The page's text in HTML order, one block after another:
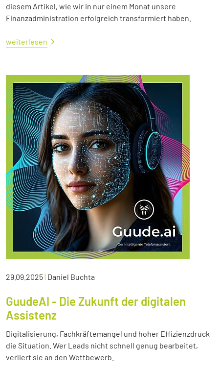
diesem Artikel, wie wir in nur einem Monat unsere
Finanzadministration erfolgreich transformiert haben.
weiterlesen
29.09.2025| Daniel Buchta
GuudeAI - Die Zukunft der digitalen
Assistenz
Digitalisierung, Fachkräftemangel und hoher Effizienzdruck
die Situation. Wer Leads nicht schnell genug bearbeitet,
verliert sie an den Wettbewerb.